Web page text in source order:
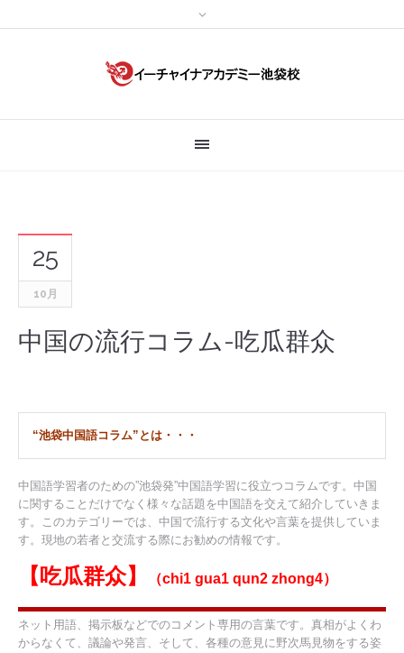
25
10月
中国の流行コラム-吃瓜群众
“池袋中国語コラム”とは・・・
中国語学習者のための”池袋発”中国語学習に役立つコラムです。中国
に関することだけでなく様々な話題を中国語を交えて紹介していきま
す。このカテゴリーでは、中国で流行する文化や言葉を提供していま
す。現地の若者と交流する際にお勧めの情報です。
【吃瓜群众】 （chi1 gua1 qun2 zhong4）
ネット用語、掲示板などでのコメント専用の言葉です。真相がよくわ
からなくて、議論や発言、そして、各種の意見に野次馬見物をする姿